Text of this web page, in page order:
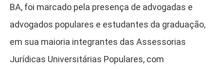
BA, foi marcado pela presença de advogadas e
advogados populares e estudantes da graduação,
em sua maioria integrantes das Assessorias
Jurídicas Universitárias Populares, com